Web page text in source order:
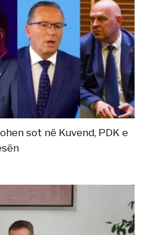
sot në Kuvend, PDK e